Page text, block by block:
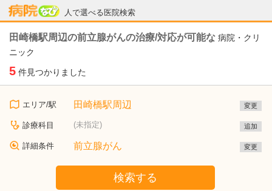
人で選べる医院検索
病院なび
田崎橋駅周辺の前立腺がんの治療/対応が可能な 病院・クリ
ニック
5 件見つかりました
エリア/駅 田崎橋駅周辺 変更
診療科目 (未指定) 追加
詳細条件 前立腺がん 変更
検索する